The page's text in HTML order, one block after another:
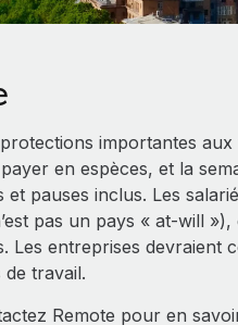
importantes
en espèces, et la
pauses inclus. Les
pas un pays « at-will
Les entreprises devraient
travail.
Remote pour en